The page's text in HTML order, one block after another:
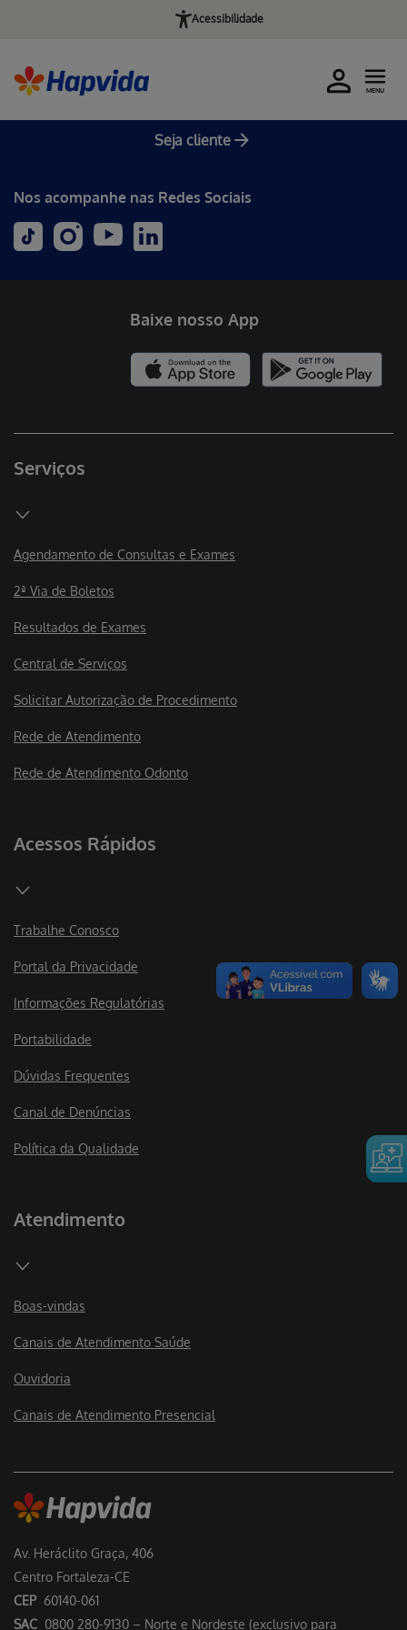
Acessibilidade
Seja cliente
MENU
Nos acompanhe nas Redes Sociais
Av. Heráclito Graça, 406
Centro Fortaleza-CE
CEP 60140-061
SAC 0800 280-9130 – Norte e Nordeste (exclusivo para
Serviços
Agendamento de Consultas e Exames
2ª Via de Boletos
Resultados de Exames
Central de Serviços
Solicitar Autorização de Procedimento
Rede de Atendimento
Rede de Atendimento Odonto
Acessos Rápidos
Trabalhe Conosco
Portal da Privacidade
Informações Regulatórias
Portabilidade
Dúvidas Frequentes
Canal de Denúncias
Política da Qualidade
Atendimento
Boas-vindas
Canais de Atendimento Saúde
Ouvidoria
Canais de Atendimento Presencial
Baixe nosso App